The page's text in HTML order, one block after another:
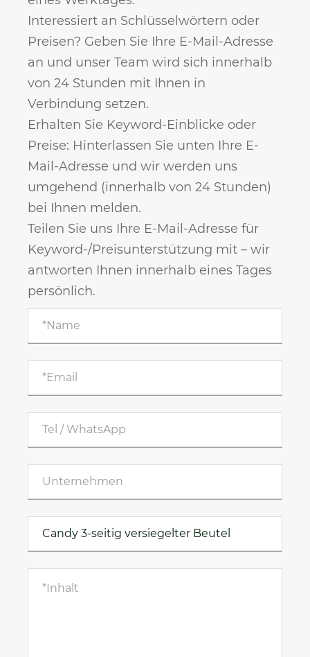
Interessiert an Schlüsselwörtern oder
Preisen? Geben Sie Ihre E-Mail-Adresse
an und unser Team wird sich innerhalb
von 24 Stunden mit Ihnen in
Verbindung setzen.
Erhalten Sie Keyword-Einblicke oder
Preise: Hinterlassen Sie unten Ihre E-
Mail-Adresse und wir werden uns
umgehend (innerhalb von 24 Stunden)
bei Ihnen melden.
Teilen Sie uns Ihre E-Mail-Adresse für
Keyword-/Preisunterstützung mit – wir
antworten Ihnen innerhalb eines Tages
persönlich.